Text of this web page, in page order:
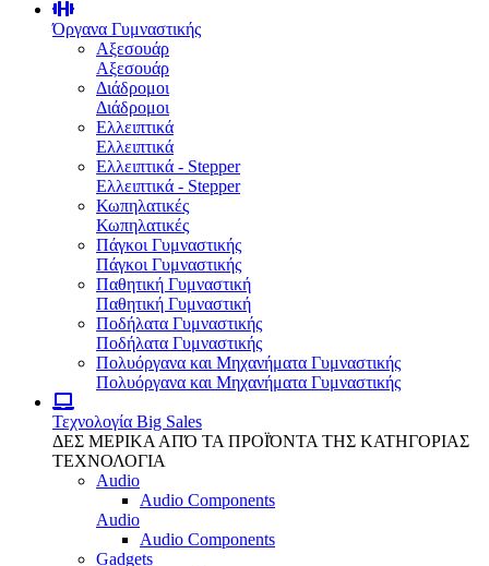
Όργανα Γυμναστικής
Αξεσουάρ
Αξεσουάρ
Διάδρομοι
Διάδρομοι
Ελλειπτικά
Ελλειπτικά
Ελλειπτικά - Stepper
Ελλειπτικά - Stepper
Κωπηλατικές
Κωπηλατικές
Πάγκοι Γυμναστικής
Πάγκοι Γυμναστικής
Παθητική Γυμναστική
Παθητική Γυμναστική
Ποδήλατα Γυμναστικής
Ποδήλατα Γυμναστικής
Πολυόργανα και Μηχανήματα Γυμναστικής
Πολυόργανα και Μηχανήματα Γυμναστικής
Τεχνολογία Big Sales
ΔΕΣ ΜΕΡΙΚΑ ΑΠΌ ΤΑ ΠΡΟΪΌΝΤΑ ΤΗΣ ΚΑΤΗΓΟΡΙΑΣ
ΤΕΧΝΟΛΟΓΙΑ
Audio
Audio Components
Audio
Audio Components
Gadgets